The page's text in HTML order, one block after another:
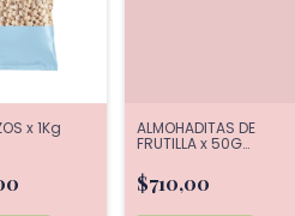
x 1Kg ALMOHADITAS DE
FRUTILLA x 50G
$710,00